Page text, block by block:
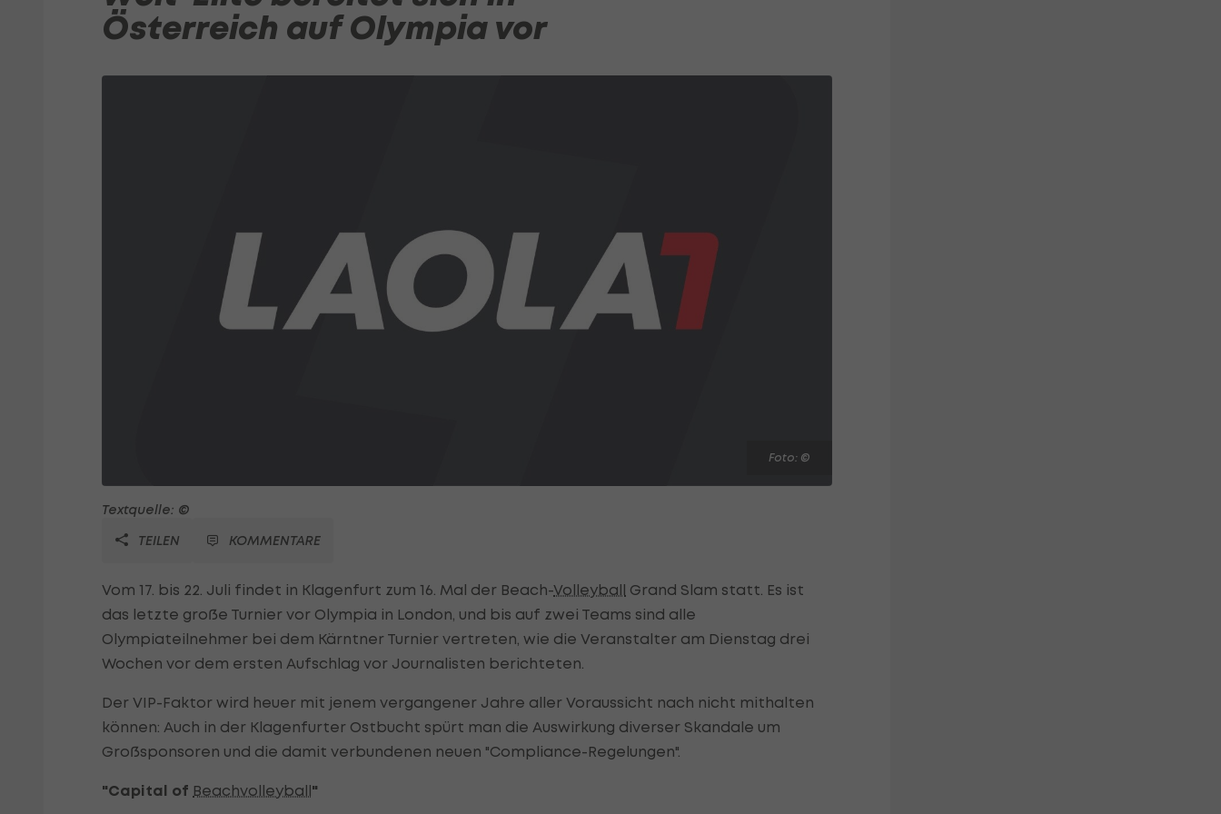
Österreich auf Olympia vor
Foto: ©
Textquelle: ©
TEILEN
KOMMENTARE
Vom 17. bis 22. Juli findet in Klagenfurt zum 16. Mal der Beach-Volleyball Grand Slam statt. Es ist
das letzte große Turnier vor Olympia in London, und bis auf zwei Teams sind alle
Olympiateilnehmer bei dem Kärntner Turnier vertreten, wie die Veranstalter am Dienstag drei
Wochen vor dem ersten Aufschlag vor Journalisten berichteten.
Der VIP-Faktor wird heuer mit jenem vergangener Jahre aller Voraussicht nach nicht mithalten
können: Auch in der Klagenfurter Ostbucht spürt man die Auswirkung diverser Skandale um
Großsponsoren und die damit verbundenen neuen "Compliance-Regelungen".
"Capital of Beachvolleyball"